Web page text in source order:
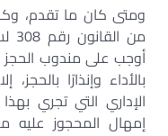
أوجب على مندوب الحجز
بالأداء وإنذارًا
الإداري التي تجري
إمهال المحجوز